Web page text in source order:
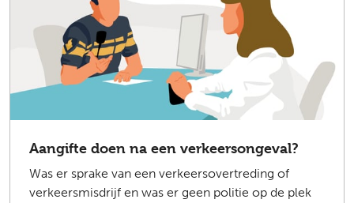
Aangifte doen na een verkeersongeval?
Was er sprake van een verkeersovertreding of
verkeersmisdrijf en was er geen politie op de plek